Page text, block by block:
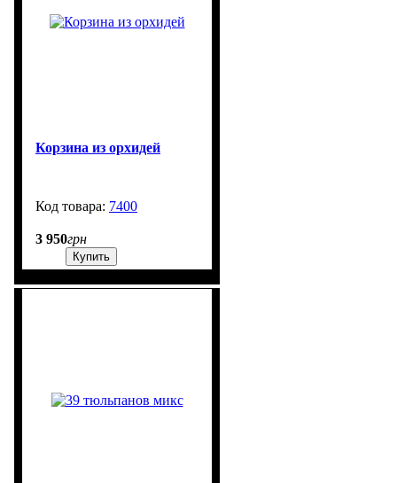
Корзина из орхидей
7400
3 950грн
Купить